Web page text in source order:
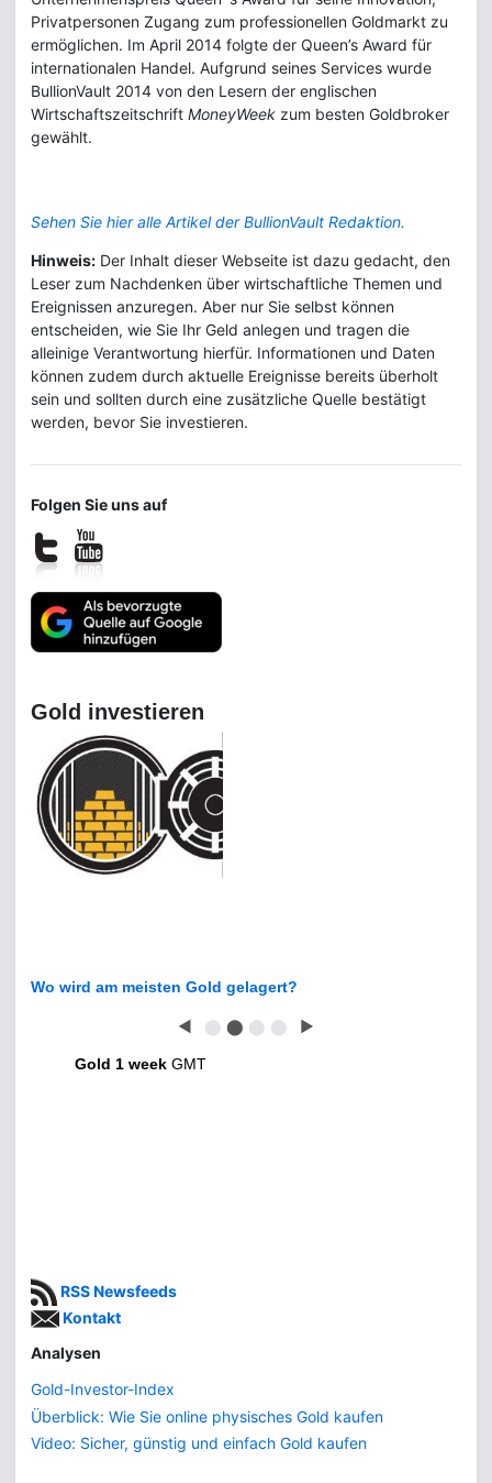
Privatpersonen Zugang zum professionellen Goldmarkt zu
ermöglichen. Im April 2014 folgte der Queen’s Award für
internationalen Handel. Aufgrund seines Services wurde
BullionVault 2014 von den Lesern der englischen
Wirtschaftszeitschrift MoneyWeek zum besten Goldbroker
gewählt.
Sehen Sie hier alle Artikel der BullionVault Redaktion.
Hinweis: Der Inhalt dieser Webseite ist dazu gedacht, den
Leser zum Nachdenken über wirtschaftliche Themen und
Ereignissen anzuregen. Aber nur Sie selbst können
entscheiden, wie Sie Ihr Geld anlegen und tragen die
alleinige Verantwortung hierfür. Informationen und Daten
können zudem durch aktuelle Ereignisse bereits überholt
sein und sollten durch eine zusätzliche Quelle bestätigt
werden, bevor Sie investieren.
Folgen Sie uns auf
Gold investieren
Wo wird am meisten Gold gelagert?
◀ ⬤ ⬤ ⬤ ⬤ ▶
Gold 1 week GMT
RSS Newsfeeds
Kontakt
Analysen
Gold-Investor-Index
Überblick: Wie Sie online physisches Gold kaufen
Video: Sicher, günstig und einfach Gold kaufen